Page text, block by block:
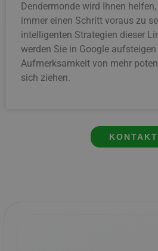
Dendermonde wird Ihnen
immer einen Schritt voraus zu
intelligenten Strategien dieser
werden Sie in Google
Aufmerksamkeit von mehr
sich ziehen.
KONTAKT